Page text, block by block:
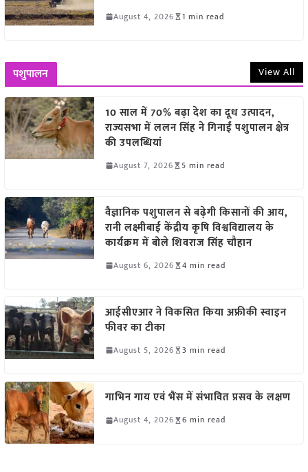
August 4, 2026 1 min read
पशुपालन View All
10 साल में 70% बढ़ा देश का दूध उत्पादन,
राज्यसभा में ललन सिंह ने गिनाईं पशुपालन क्षेत्र
की उपलब्धियां
August 7, 2026 5 min read
वैज्ञानिक पशुपालन से बढ़ेगी किसानों की आय,
रानी लक्ष्मीबाई केंद्रीय कृषि विश्वविद्यालय के
कार्यक्रम में बोले शिवराज सिंह चौहान
August 6, 2026 4 min read
आईसीएआर ने विकसित किया अफ्रीकी स्वाइन
फीवर का टीका
August 5, 2026 3 min read
गाभिन गाय एवं भैंस में संभावित प्रसव के लक्षण
August 4, 2026 6 min read